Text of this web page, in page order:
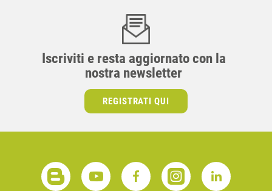
Iscriviti e resta aggiornato con la
nostra newsletter
REGISTRATI QUI